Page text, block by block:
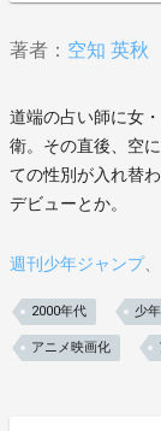
著者： 空知 英秋
道端の占い師に女
衛。その直後、空
ての性別が入れ替
デビューとか。
週刊少年ジャンプ
2000年代 少年
アニメ映画化